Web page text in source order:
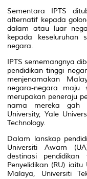
Sementara IPTS
alternatif kepada
dalam atau luar
kepada keseluruhan
negara.
IPTS sememangnya
pendidikan tinggi
menjenamakan
negara-negara maju
merupakan peneraju
nama mereka gah
University, Yale
Technology.
Dalam lanskap
Universiti Awam
destinasi
Penyelidikan (RU)
Malaya, Universiti